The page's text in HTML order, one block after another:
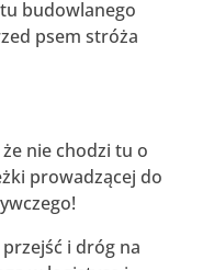
budowlanego
psem stróża
nie chodzi tu o
prowadzącej do
i dróg na